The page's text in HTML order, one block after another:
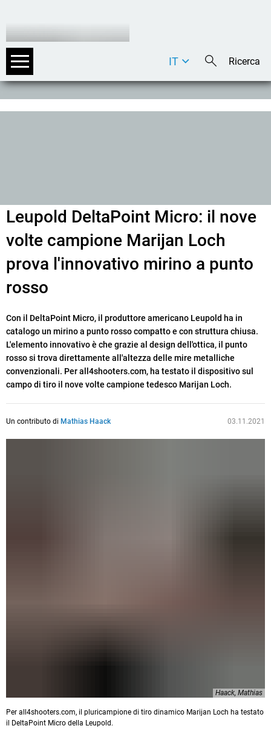
DE
IT
Leupold DeltaPoint Micro: il nove
volte campione Marijan Loch
prova l'innovativo mirino a punto
rosso
Con il DeltaPoint Micro, il produttore americano Leupold ha in
catalogo un mirino a punto rosso compatto e con struttura chiusa.
L'elemento innovativo è che grazie al design dell'ottica, il punto
rosso si trova direttamente all'altezza delle mire metalliche
convenzionali. Per all4shooters.com, ha testato il dispositivo sul
campo di tiro il nove volte campione tedesco Marijan Loch.
Un contributo di Mathias Haack 03.11.2021
Haack, Mathias
Per all4shooters.com, il pluricampione di tiro dinamico Marijan Loch ha testato
il DeltaPoint Micro della Leupold.